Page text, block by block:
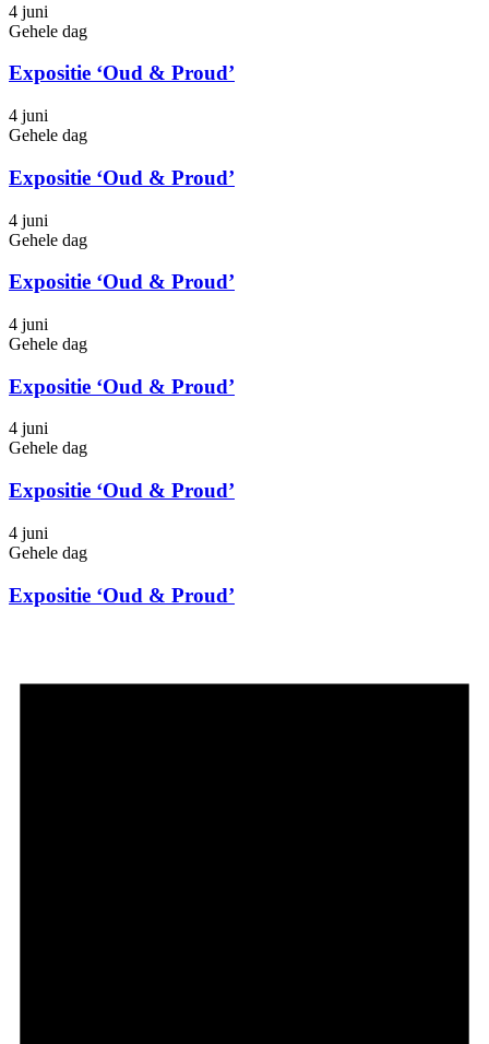
4 juni
Gehele dag
Expositie ‘Oud & Proud’
4 juni
Gehele dag
Expositie ‘Oud & Proud’
4 juni
Gehele dag
Expositie ‘Oud & Proud’
4 juni
Gehele dag
Expositie ‘Oud & Proud’
4 juni
Gehele dag
Expositie ‘Oud & Proud’
4 juni
Gehele dag
Expositie ‘Oud & Proud’